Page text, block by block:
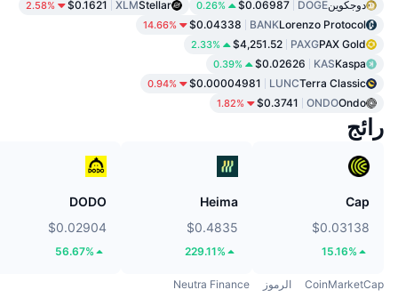
دوجكوينDOGE
$0.06987
0.26%
Stellar
XLM
$0.1621
2.58%
Lorenzo Protocol
BANK
$0.04338
14.66%
PAX Gold
PAXG
$4,251.52
2.33%
Kaspa
KAS
$0.02626
0.39%
Terra Classic
LUNC
$0.00004981
0.94%
Ondo
ONDO
$0.3741
1.82%
رائج
Cap
$0.03138
15.16%
Heima
$0.4835
229.11%
DODO
$0.02904
56.67%
CoinMarketCap الرموز Neutra Finance